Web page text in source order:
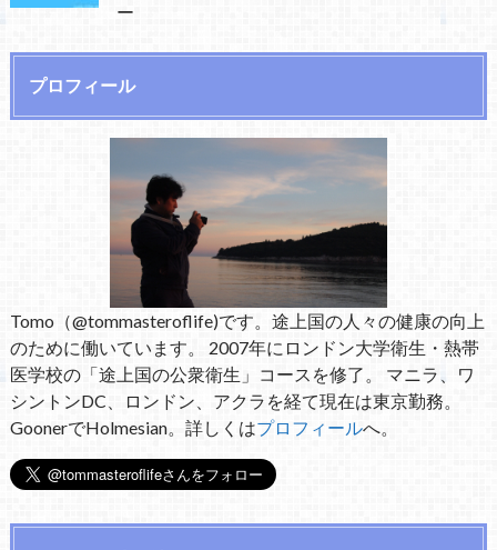
ー
プロフィール
Tomo（@tommasteroflife)です。途上国の人々の健康の向上
のために働いています。 2007年にロンドン大学衛生・熱帯
医学校の「途上国の公衆衛生」コースを修了。 マニラ、ワ
シントンDC、ロンドン、アクラを経て現在は東京勤務。
GoonerでHolmesian。詳しくはプロフィールへ。